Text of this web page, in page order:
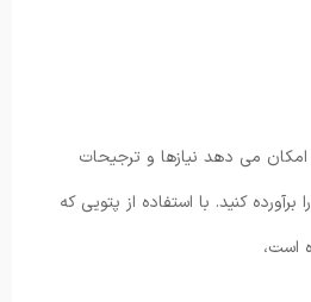
می دهد نیازها و ترجیحات
کنید. با استفاده از پتویی که
است،